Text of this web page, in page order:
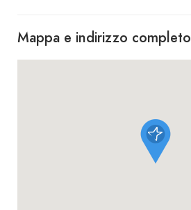
Mappa e indirizzo completo